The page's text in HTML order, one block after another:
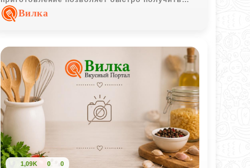
аппетитное горячее блюдо.
Вилка
1,09K 0 0